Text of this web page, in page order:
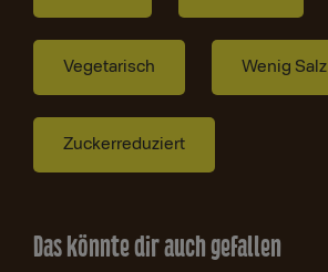
Vegetarisch Wenig Salz
Zuckerreduziert
Das könnte dir auch gefallen